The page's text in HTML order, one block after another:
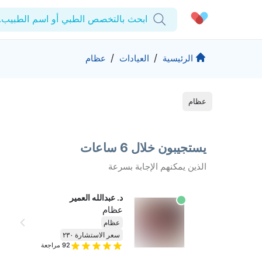
ابحث بالتخصص الطبي أو اسم
الحساب الشخصي
الوصفات الطبية
الشركة
المقالات الطبية
المنتجات والحلول
الرعاية المتقدمة
المزيد
حقوق التأليف والنشر كيورا ©2026
الرئيسية / العيادات / عظام
عظام
يستجيبون خلال 6 ساعات
الذين يمكنهم الإجابة بسرعة
د. عبدالله العمير
عظام
عظام
سعر الاستشارة ٢٣٠
92 مراجعة